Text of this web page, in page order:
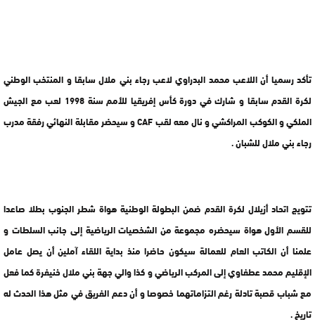
تأكد رسميا أن اللاعب محمد البدراوي لاعب رجاء بني ملال سابقا و المنتخب الوطني
لكرة القدم سابقا و شارك في دورة كأس إفريقيا للأمم سنة 1998 لعب مع الجيش
الملكي و الكوكب المراكشي و نال معه لقب CAF و سيحضر مقابلة النهائي رفقة مدرب
رجاء بني ملال للشبان .
تتويج اتحاد أزيلال لكرة القدم ضمن البطولة الوطنية هواة شطر الجنوب بطلا صاعدا
للقسم الأول هواة سيحضره مجموعة من الشخصيات الرياضية إلى جانب السلطات و
علمنا أن الكاتب العام للعمالة سيكون حاضرا منذ بداية اللقاء آملين أن يصل عامل
الإقليم محمد عطفاوي إلى المركب الرياضي و كذا والي جهة بني ملال خنيفرة كما فعل
مع شباب قصبة تادلة رغم التزاماتهما خصوصا و أن دعم الفريق في مثل هذا الحدث له
تاريخ .